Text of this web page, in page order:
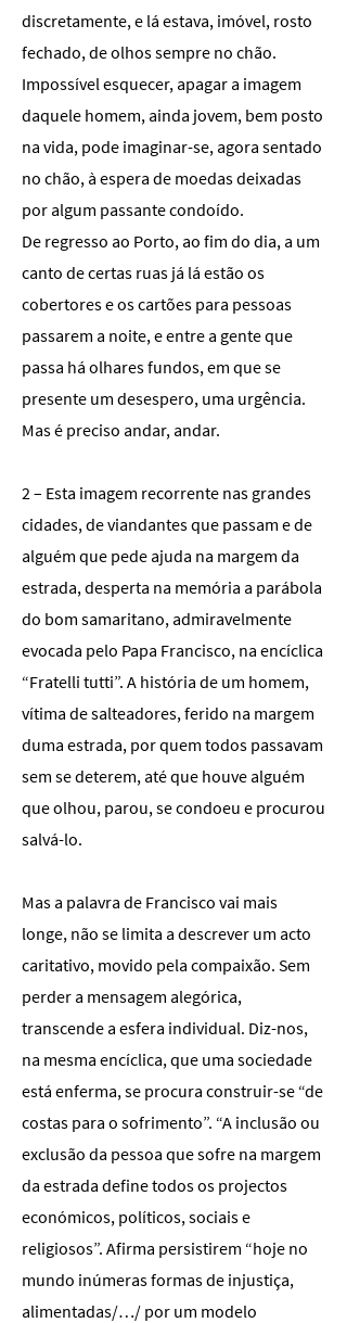
discretamente, e lá estava, imóvel, rosto
fechado, de olhos sempre no chão.
Impossível esquecer, apagar a imagem
daquele homem, ainda jovem, bem posto
na vida, pode imaginar-se, agora sentado
no chão, à espera de moedas deixadas
por algum passante condoído.
De regresso ao Porto, ao fim do dia, a um
canto de certas ruas já lá estão os
cobertores e os cartões para pessoas
passarem a noite, e entre a gente que
passa há olhares fundos, em que se
presente um desespero, uma urgência.
Mas é preciso andar, andar.
2 – Esta imagem recorrente nas grandes
cidades, de viandantes que passam e de
alguém que pede ajuda na margem da
estrada, desperta na memória a parábola
do bom samaritano, admiravelmente
evocada pelo Papa Francisco, na encíclica
“Fratelli tutti”. A história de um homem,
vítima de salteadores, ferido na margem
duma estrada, por quem todos passavam
sem se deterem, até que houve alguém
que olhou, parou, se condoeu e procurou
salvá-lo.
Mas a palavra de Francisco vai mais
longe, não se limita a descrever um acto
caritativo, movido pela compaixão. Sem
perder a mensagem alegórica,
transcende a esfera individual. Diz-nos,
na mesma encíclica, que uma sociedade
está enferma, se procura construir-se “de
costas para o sofrimento”. “A inclusão ou
exclusão da pessoa que sofre na margem
da estrada define todos os projectos
económicos, políticos, sociais e
religiosos”. Afirma persistirem “hoje no
mundo inúmeras formas de injustiça,
alimentadas/…/ por um modelo